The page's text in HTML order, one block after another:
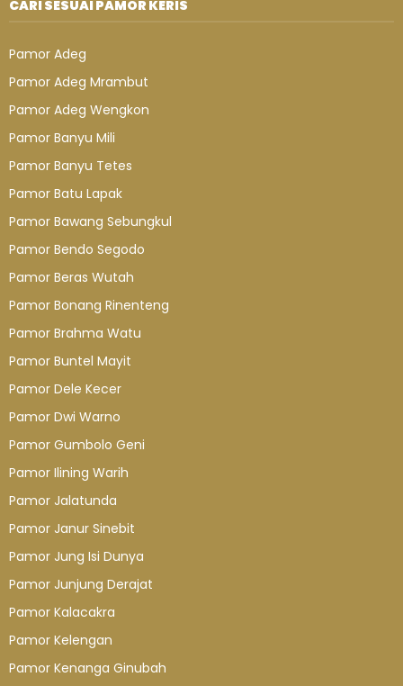
CARI SESUAI PAMOR KERIS
Pamor Adeg
Pamor Adeg Mrambut
Pamor Adeg Wengkon
Pamor Banyu Mili
Pamor Banyu Tetes
Pamor Batu Lapak
Pamor Bawang Sebungkul
Pamor Bendo Segodo
Pamor Beras Wutah
Pamor Bonang Rinenteng
Pamor Brahma Watu
Pamor Buntel Mayit
Pamor Dele Kecer
Pamor Dwi Warno
Pamor Gumbolo Geni
Pamor Ilining Warih
Pamor Jalatunda
Pamor Janur Sinebit
Pamor Jung Isi Dunya
Pamor Junjung Derajat
Pamor Kalacakra
Pamor Kelengan
Pamor Kenanga Ginubah